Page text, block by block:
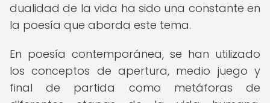
dualidad de la vida ha sido una constante en
la poesía que aborda este tema.
En poesía contemporánea, se han utilizado
los conceptos de apertura, medio juego y
final de partida como metáforas de